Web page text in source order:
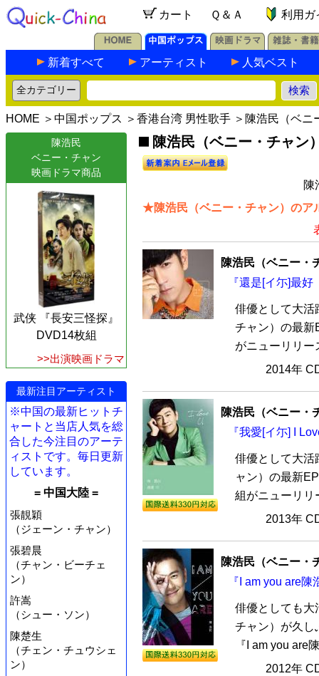
カート Ｑ＆Ａ 利用ガ
新着すべて アーティスト 人気ベスト
HOME ＞ 中国ポップス ＞ 香港台湾 男性歌手 ＞陳浩民（ベニ
陳浩民
ベニー・チャン
映画ドラマ商品
武侠 『長安三怪探』
DVD14枚組
>>出演映画ドラマ
最新注目アーティスト
※中国の最新ヒットチ
ャートと当店人気を総
合した今注目のアーテ
ィストです。毎日更新
しています。
= 中国大陸 =
張靚穎
（ジェーン・チャン）
張碧晨
（チャン・ビーチェ
ン）
許嵩
（シュー・ソン）
陳楚生
（チェン・チュウシェ
ン）
陳浩民（ベニー・チャン
陳
★陳浩民（ベニー・チャン）のア
陳浩民（ベニー・
『還是[イ尓]最
俳優として大
チャン）の最新
がニューリリー
2014年
陳浩民（ベニー・
『我愛[イ尓] I
俳優として大活
ャン）の最新
組がニューリリ
2013年
陳浩民（ベニー・
『I am you are
俳優としても大
チャン）が久し
『I am you are
2012年